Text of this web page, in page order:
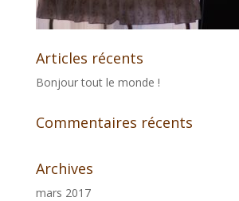
Articles récents
Bonjour tout le monde !
Commentaires récents
Archives
mars 2017